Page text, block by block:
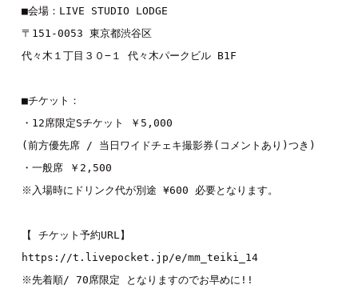
■会場：LIVE STUDIO LODGE
〒151-0053 東京都渋谷区
代々木１丁目３０−１ 代々木パークビル B1F
■チケット：
・12席限定Sチケット ￥5,000
(前方優先席 / 当日ワイドチェキ撮影券(コメントあり)つき)
・一般席 ￥2,500
※入場時にドリンク代が別途 ¥600 必要となります。
https://t.livepocket.jp/e/mm_teiki_14
※先着順/ 70席限定 となりますのでお早めに!!